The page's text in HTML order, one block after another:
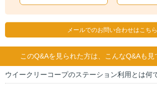
メールでのお問い合わせはこちら
このQ&Aを見られた方は、こんなQ&Aも見
ウイークリーコープのステーション利用とは何